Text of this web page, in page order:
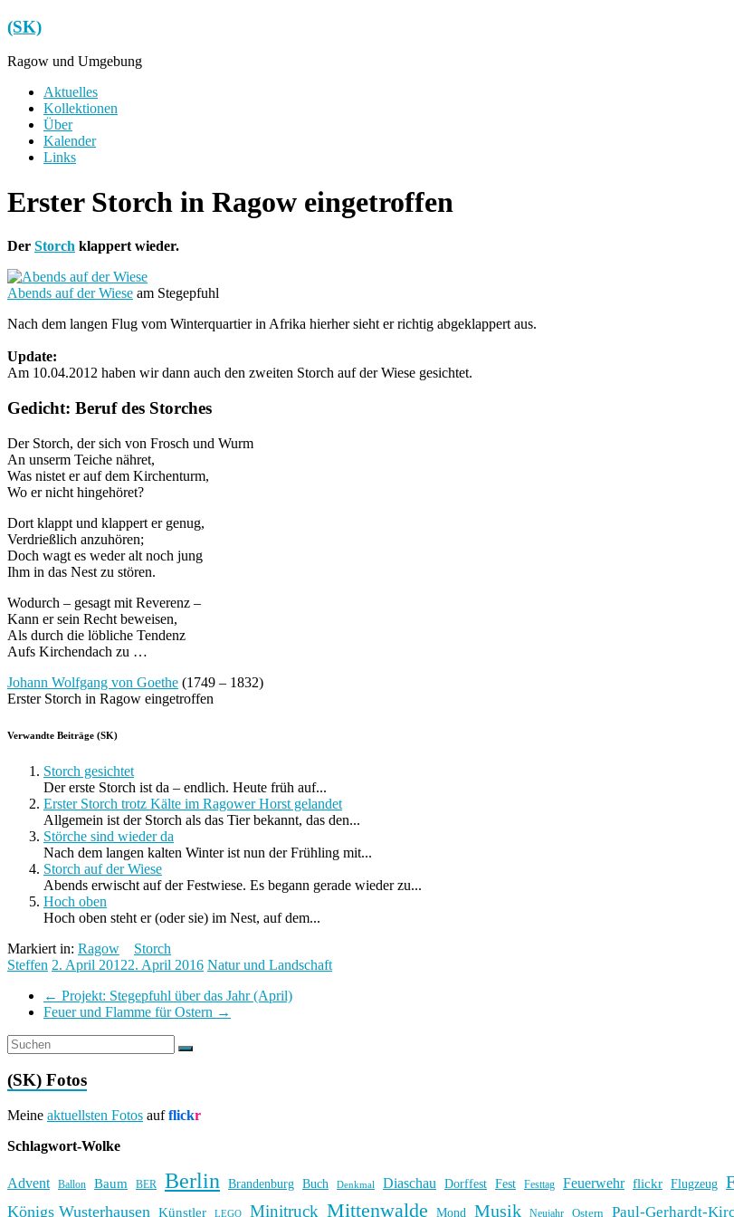
Zum
Inhalt
springen
(SK)
Ragow und Umgebung
Menü
Aktuelles
Kollektionen
Über
Kalender
Links
Erster Storch in Ragow eingetroffen
Der Storch klappert wieder.
Abends auf der Wiese am Stegepfuhl
Nach dem langen Flug vom Winterquartier in Afrika hierher sieht er richtig abgeklappert aus.
Update:
Am 10.04.2012 haben wir dann auch den zweiten Storch auf der Wiese gesichtet.
Gedicht: Beruf des Storches
Der Storch, der sich von Frosch und Wurm
An unserm Teiche nähret,
Was nistet er auf dem Kirchenturm,
Wo er nicht hingehöret?
Dort klappt und klappert er genug,
Verdrießlich anzuhören;
Doch wagt es weder alt noch jung
Ihm in das Nest zu stören.
Wodurch – gesagt mit Reverenz –
Kann er sein Recht beweisen,
Als durch die löbliche Tendenz
Aufs Kirchendach zu …
Johann Wolfgang von Goethe (1749 – 1832)
Erster Storch in Ragow eingetroffen
Verwandte Beiträge (SK)
Storch gesichtet
Der erste Storch ist da – endlich. Heute früh auf...
Erster Storch trotz Kälte im Ragower Horst gelandet
Allgemein ist der Storch als das Tier bekannt, das den...
Störche sind wieder da
Nach dem langen kalten Winter ist nun der Frühling mit...
Storch auf der Wiese
Abends erwischt auf der Festwiese. Es begann gerade wieder zu...
Hoch oben
Hoch oben steht er (oder sie) im Nest, auf dem...
Markiert in: Ragow
Storch
Steffen 2. April 20122. April 2016 Natur und Landschaft
← Projekt: Stegepfuhl über das Jahr (April)
Feuer und Flamme für Ostern →
(SK) Fotos
Meine aktuellsten Fotos aufflickr
Schlagwort-Wolke
Advent Ballon Baum BER Berlin Brandenburg Buch Denkmal Diaschau Dorffest Fest Festtag Feuerwehr flickr Flugzeug
Königs Wusterhausen Künstler LEGO Minitruck Mittenwalde Mond Musik Neujahr Ostern Paul-Gerhardt-